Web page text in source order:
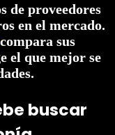
de proveedores
en el mercado.
sus
el que mejor se
buscar